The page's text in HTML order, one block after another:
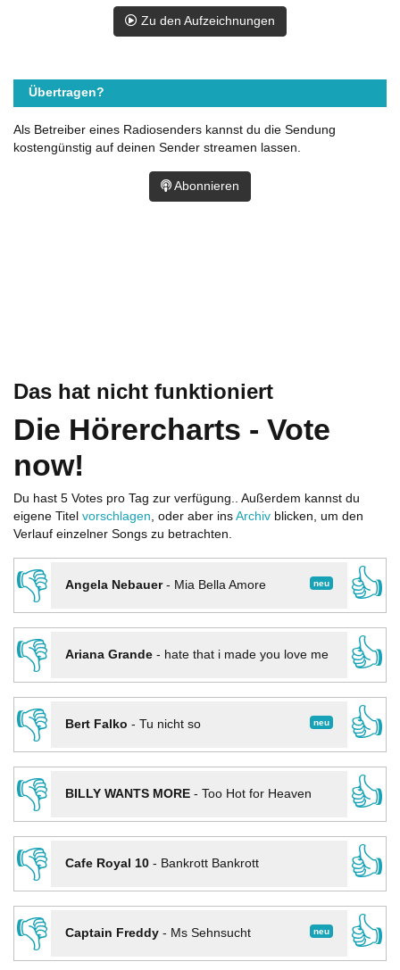
Das hat nicht funktioniert
Die Hörercharts - Vote
now!
Du hast 5 Votes pro Tag zur verfügung.. Außerdem kannst du
eigene Titel vorschlagen, oder aber ins Archiv blicken, um den
Verlauf einzelner Songs zu betrachten.
👎 neu
Angela Nebauer- Mia Bella Amore
👍
👎
Ariana Grande- hate that i made you love me
👍
👎
neu
Bert Falko - Tu nicht so
👍
👎
BILLY WANTS MORE- Too Hot for Heaven
👍
👎
Cafe Royal 10- Bankrott Bankrott
👍
👎
neu
Captain Freddy- Ms Sehnsucht
👍
Zu den Aufzeichnungen
Übertragen?
Als Betreiber eines Radiosenders kannst du die Sendung
kostengünstig auf deinen Sender streamen lassen.
Abonnieren